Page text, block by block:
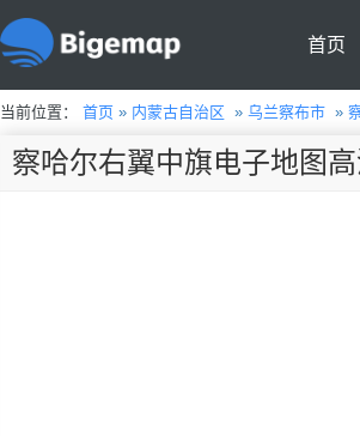
首页
当前位置： 首页» 内蒙古自治区 » 乌兰察布市»
察哈尔右翼中旗电子地图